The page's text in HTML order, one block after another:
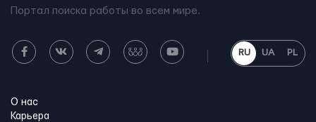
Портал поиска работы во всем мире.
RU UA PL
О нас
Карьера